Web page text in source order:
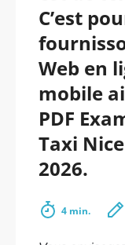
C’est
Web en
mobile
PDF
Taxi
2026.
4 min.